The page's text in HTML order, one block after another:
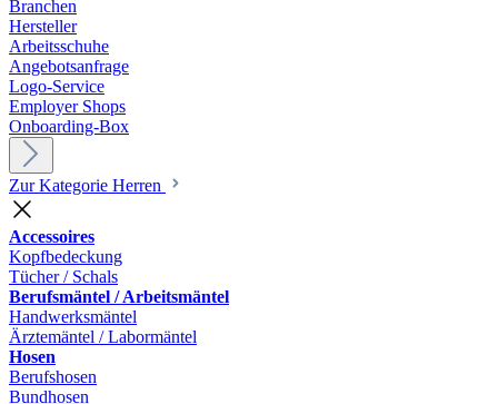
Branchen
Hersteller
Arbeitsschuhe
Angebotsanfrage
Logo-Service
Employer Shops
Onboarding-Box
Zur Kategorie Herren
Accessoires
Kopfbedeckung
Tücher / Schals
Berufsmäntel / Arbeitsmäntel
Handwerksmäntel
Ärztemäntel / Labormäntel
Hosen
Berufshosen
Bundhosen